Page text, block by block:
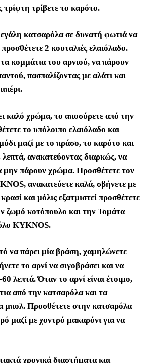
τρίφτη τρίβετε το καρότο.
κατσαρόλα σε δυνατή φωτιά να
2 κουταλιές ελαιόλαδο.
κομμάτια του αρνιού, να πάρουν
πασπαλίζοντας με αλάτι και
καλό χρώμα, το αποσύρετε από την
το υπόλοιπο ελαιόλαδο και
μαζί με το πράσο, το καρότο και
ανακατεύοντας διαρκώς, να
μην πάρουν χρώμα. Προσθέτετε τον
, ανακατεύετε καλά, σβήνετε με
και μόλις εξατμιστεί προσθέτετε
ζωμό κοτόπουλο και την Τομάτα
KYKNOS.
να πάρει μία βράση, χαμηλώνετε
το αρνί να σιγοβράσει και να
λεπτά. Όταν το αρνί είναι έτοιμο,
από την κατσαρόλα και τα
μπολ. Προσθέτετε στην κατσαρόλα
μαζί με χοντρό μακαρόνι για να
χρονικά διαστήματα και